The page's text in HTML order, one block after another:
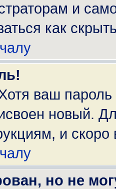
и
как
ваш
новый.
и
но не